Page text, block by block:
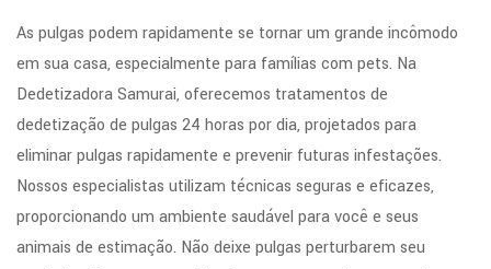
As pulgas podem rapidamente se tornar um grande incômodo
em sua casa, especialmente para famílias com pets. Na
Dedetizadora Samurai, oferecemos tratamentos de
dedetização de pulgas 24 horas por dia, projetados para
eliminar pulgas rapidamente e prevenir futuras infestações.
Nossos especialistas utilizam técnicas seguras e eficazes,
proporcionando um ambiente saudável para você e seus
animais de estimação. Não deixe pulgas perturbarem seu